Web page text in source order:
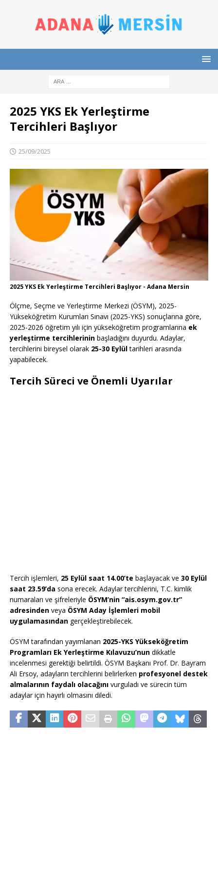
2025 YKS Ek Yerleştirme
Tercihleri Başlıyor
25/09/2025
2025 YKS Ek Yerleştirme Tercihleri Başlıyor - Adana Mersin
Ölçme, Seçme ve Yerleştirme Merkezi (ÖSYM), 2025-
Yükseköğretim Kurumları Sınavı (2025-YKS) sonuçlarına göre,
2025-2026 öğretim yılı için yükseköğretim programlarına ek
yerleştirme tercihlerinin başladığını duyurdu. Adaylar,
tercihlerini bireysel olarak 25-30 Eylültarihleri arasında
yapabilecek.
Tercih Süreci ve Önemli Uyarılar
Tercih işlemleri, 25 Eylül saat 14.00’te başlayacak ve 30 Eylül
saat 23.59’da sona erecek. Adaylar tercihlerini, T.C. kimlik
numaraları ve şifreleriyle ÖSYM’nin “ais.osym.gov.tr”
adresinden veya ÖSYM Aday İşlemleri mobil
uygulamasından gerçekleştirebilecek.
ÖSYM tarafından yayımlanan 2025-YKS Yükseköğretim
Programları Ek Yerleştirme Kılavuzu’nun dikkatle
incelenmesi gerektiği belirtildi. ÖSYM Başkanı Prof. Dr. Bayram
Ali Ersoy, adayların tercihlerini belirlerken profesyonel destek
almalarının faydalı olacağını vurguladı ve sürecin tüm
adaylar için hayırlı olmasını diledi.